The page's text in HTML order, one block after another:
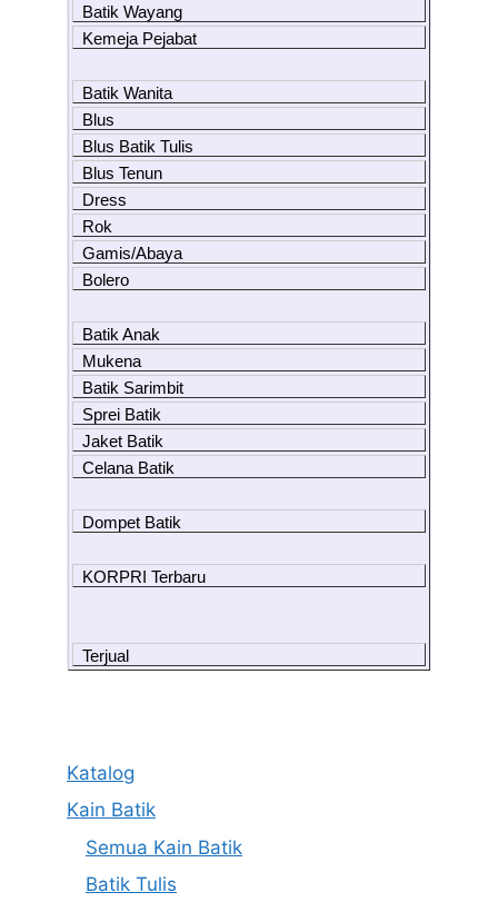
Batik Wayang
Kemeja Pejabat
Batik Wanita
Blus
Blus Batik Tulis
Blus Tenun
Dress
Rok
Gamis/Abaya
Bolero
Batik Anak
Mukena
Batik Sarimbit
Sprei Batik
Jaket Batik
Celana Batik
Dompet Batik
KORPRI Terbaru
Terjual
Katalog
Kain Batik
Semua Kain Batik
Batik Tulis